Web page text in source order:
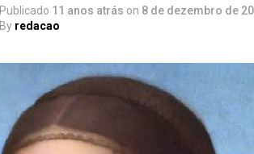
Publicado 11 anos atrás on 8 de dezembro de
By redacao